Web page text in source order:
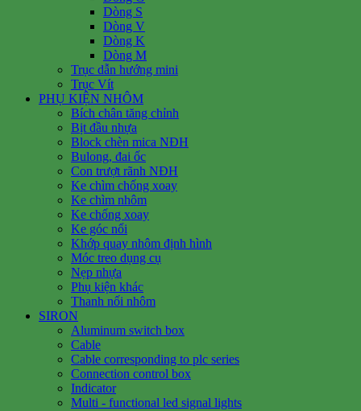
Dòng S
Dòng V
Dòng K
Dòng M
Trục dẫn hướng mini
Trục Vít
PHỤ KIỆN NHÔM
Bích chân tăng chỉnh
Bịt đầu nhựa
Block chèn mica NĐH
Bulong, đai ốc
Con trượt rãnh NĐH
Ke chìm chống xoay
Ke chìm nhôm
Ke chống xoay
Ke góc nổi
Khớp quay nhôm định hình
Móc treo dụng cụ
Nẹp nhựa
Phụ kiện khác
Thanh nối nhôm
SIRON
Aluminum switch box
Cable
Cable corresponding to plc series
Connection control box
Indicator
Multi - functional led signal lights